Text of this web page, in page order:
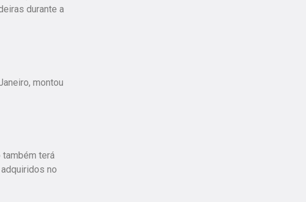
durante a
montou
terá
no